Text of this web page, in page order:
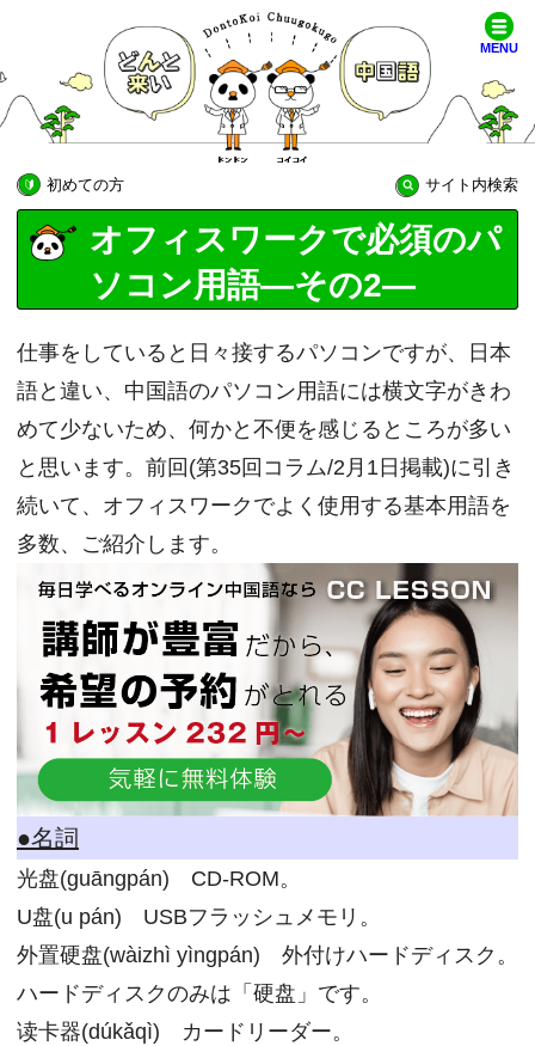
MENU
初めての方 サイト内検索
オフィスワークで必須のパ
ソコン用語―その2―
仕事をしていると日々接するパソコンですが、日本
語と違い、中国語のパソコン用語には横文字がきわ
めて少ないため、何かと不便を感じるところが多い
と思います。前回(第35回コラム/2月1日掲載)に引き
続いて、オフィスワークでよく使用する基本用語を
多数、ご紹介します。
●名詞
光盘(guāngpán) CD-ROM。
U盘(u pán) USBフラッシュメモリ。
外置硬盘(wàizhì yìngpán) 外付けハードディスク。
ハードディスクのみは「硬盘」です。
读卡器(dúkǎqì) カードリーダー。